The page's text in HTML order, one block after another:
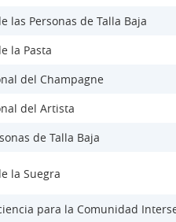
las Personas de Talla Baja
la Pasta
del Champagne
del Artista
de Talla Baja
la Suegra
para la Comunidad